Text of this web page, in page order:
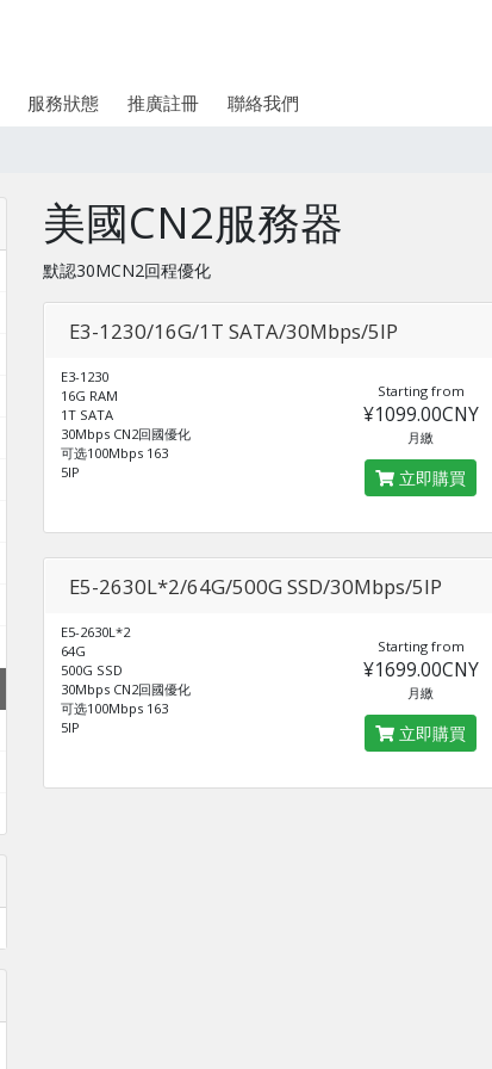
服務狀態 推廣註冊 聯絡我們
美國CN2服務器
默認30MCN2回程優化
E3-1230/16G/1T SATA/30Mbps/5IP
E3-1230
16G RAM
1T SATA
30Mbps CN2回國優化
可选100Mbps 163
5IP
Starting from
¥1099.00CNY
月繳
立即購買
E5-2630L*2/64G/500G SSD/30Mbps/5IP
E5-2630L*2
64G
500G SSD
30Mbps CN2回國優化
可选100Mbps 163
5IP
Starting from
¥1699.00CNY
月繳
立即購買